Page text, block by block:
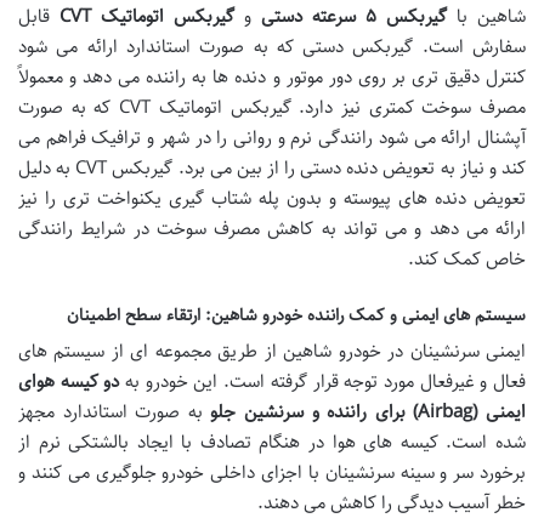
شاهین باگیربکس ۵ سرعته دستی وگیربکس اتوماتیک CVT
قابل
سفارش است. گیربکس دستی که به صورت استاندارد ارائه می شود
کنترل دقیق تری بر روی دور موتور و دنده ها به راننده می دهد و معمولاً
مصرف سوخت کمتری نیز دارد. گیربکس اتوماتیک CVT که به صورت
آپشنال ارائه می شود رانندگی نرم و روانی را در شهر و ترافیک فراهم می
کند و نیاز به تعویض دنده دستی را از بین می برد. گیربکس CVT به دلیل
تعویض دنده های پیوسته و بدون پله شتاب گیری یکنواخت تری را نیز
ارائه می دهد و می تواند به کاهش مصرف سوخت در شرایط رانندگی
خاص کمک کند.
سیستم های ایمنی و کمک راننده خودرو شاهین: ارتقاء سطح اطمینان
ایمنی سرنشینان در خودرو شاهین از طریق مجموعه ای از سیستم های
فعال و غیرفعال مورد توجه قرار گرفته است. این خودرو بهدو کیسه هوای
ایمنی(Airbag) برای راننده و سرنشین جلوبه صورت استاندارد مجهز
شده است. کیسه های هوا در هنگام تصادف با ایجاد بالشتکی نرم از
برخورد سر و سینه سرنشینان با اجزای داخلی خودرو جلوگیری می کنند و
خطر آسیب دیدگی را کاهش می دهند.